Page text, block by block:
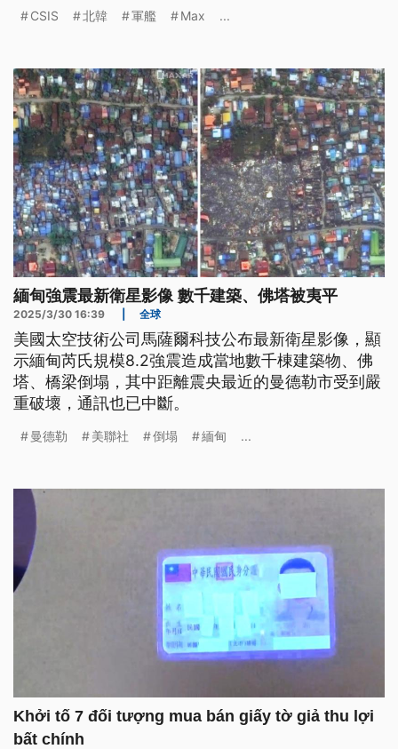
能會徹底改變區域安全局勢。
CSIS 北韓 軍艦 Max ...
緬甸強震最新衛星影像 數千建築、佛塔被夷平
2025/3/30 16:39 全球
美國太空技術公司馬薩爾科技公布最新衛星影像，顯
示緬甸芮氏規模8.2強震造成當地數千棟建築物、佛
塔、橋梁倒塌，其中距離震央最近的曼德勒市受到嚴
重破壞，通訊也已中斷。
曼德勒 美聯社 倒塌 緬甸 ...
Khởi tố 7 đối tượng mua bán giấy tờ giả thu lợi
bất chính